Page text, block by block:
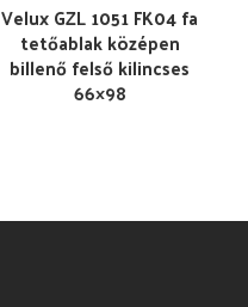
Velux GZL 1051 FK04 fa
tetőablak középen
billenő felső kilincses
66×98